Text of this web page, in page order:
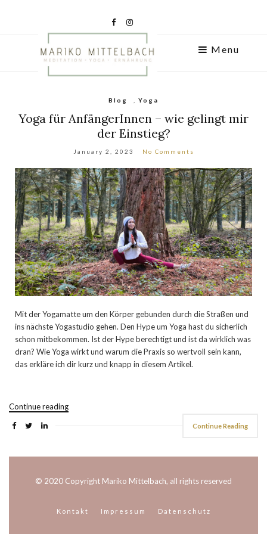
Menu
Blog Yoga
Yoga für AnfängerInnen – wie gelingt mir
der Einstieg?
January 2, 2023 No Comments
Mit der Yogamatte um den Körper gebunden durch die Straßen und
ins nächste Yogastudio gehen. Den Hype um Yoga hast du sicherlich
schon mitbekommen. Ist der Hype berechtigt und ist da wirklich was
dran? Wie Yoga wirkt und warum die Praxis so wertvoll sein kann,
das erkläre ich dir kurz und knapp in diesem Artikel.
Continue reading
Continue Reading
© 2020 Copyright Mariko Mittelbach, all rights reserved
Kontakt Impressum Datenschutz